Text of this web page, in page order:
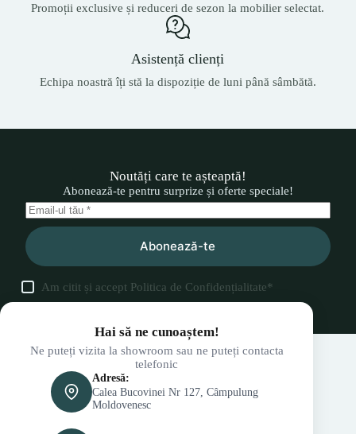
Promoții exclusive și reduceri de sezon la mobilier selectat.
Asistență clienți
Echipa noastră îți stă la dispoziție de luni până sâmbătă.
Noutăți care te așteaptă!
Abonează-te pentru surprize și oferte speciale!
Abonează-te
Am citit și accept Politica de Confidențialitate*
Hai să ne cunoaștem!
Ne puteți vizita la showroom sau ne puteți contacta
telefonic
Adresă:
Calea Bucovinei Nr 127, Câmpulung
Moldovenesc